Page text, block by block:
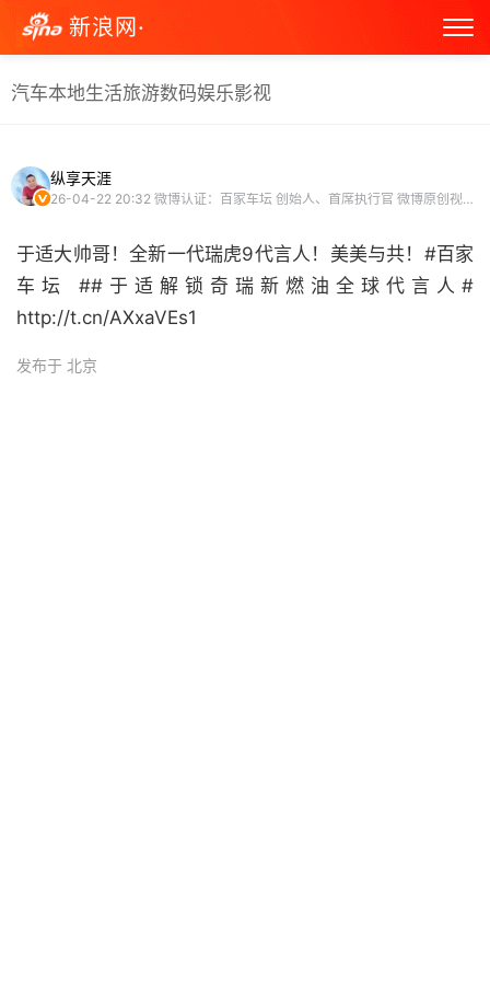
新浪网·
汽车本地生活旅游数码娱乐影视
纵享天涯
26-04-22 20:32 微博认证：百家车坛 创始人、首席执行官 微博原创视频博主
于适大帅哥！全新一代瑞虎9代言人！美美与共！#百家
车坛 ##于适解锁奇瑞新燃油全球代言人#
http://t.cn/AXxaVEs1 ​
发布于 北京